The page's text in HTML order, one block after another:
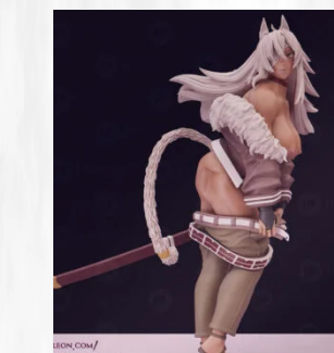
Επιτραπέζια
Fidget Spinners